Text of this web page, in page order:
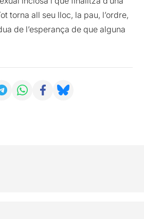
torna all seu lloc, la pau, l’ordre,
de l’esperança de que alguna